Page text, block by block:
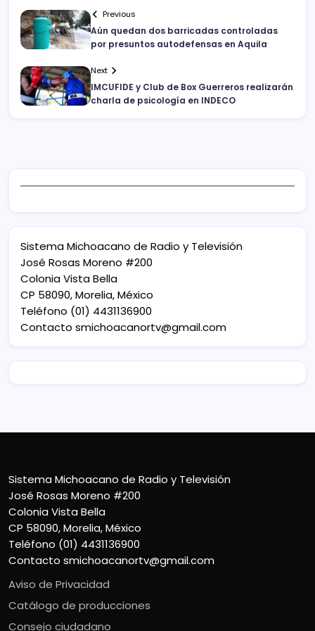
Previous
Aún quedan dos barricadas controladas
por presuntos autodefensas en Aquila
Next
IMCUFIDE y Club de Box Guerreros realizarán
charla de psicología en INDECO
Sistema Michoacano de Radio y Televisión
José Rosas Moreno #200
Colonia Vista Bella
CP 58090, Morelia, México
Teléfono (01) 4431136900
Contacto smichoacanortv@gmail.com
Sistema Michoacano de Radio y Televisión
José Rosas Moreno #200
Colonia Vista Bella
CP 58090, Morelia, México
Teléfono (01) 4431136900
Contacto smichoacanortv@gmail.com
Aviso de Privacidad
Catálogo de producciones
Consejo ciudadano